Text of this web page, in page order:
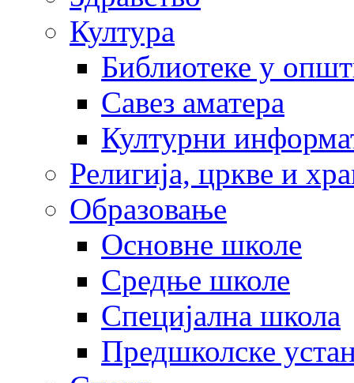
Култура
Библиотеке у
Савез аматера
Културни
Религија, цркве и
Образовање
Основне школе
Средње школе
Специјална школа
Предшколске